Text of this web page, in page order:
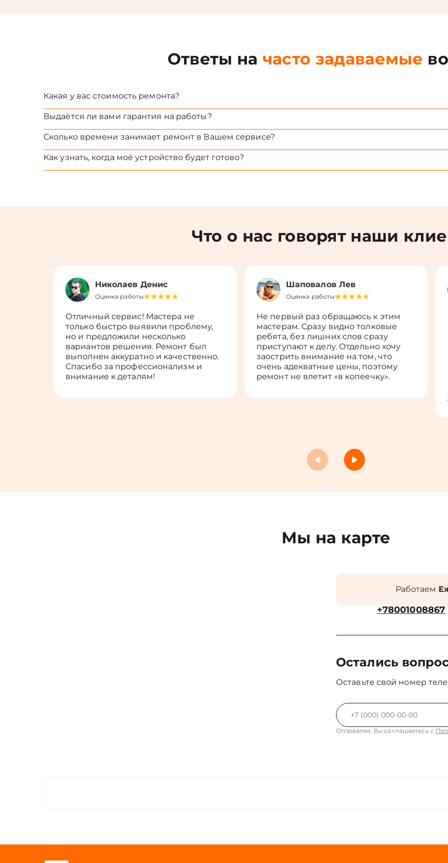
Ответы на часто задаваемые
Какая у вас стоимость ремонта?
Выдаётся ли вами гарантия на работы?
Сколько времени занимает ремонт в Вашем сервисе?
Как узнать, когда моё устройство будет готово?
Что о нас говорят наши
Николаев Денис
Оценка работы
Отличный сервис! Мастера не
только быстро выявили проблему,
но и предложили несколько
вариантов решения. Ремонт был
выполнен аккуратно и качественно.
Спасибо за профессионализм и
внимание к деталям!
Шаповалов Лев
Оценка работы
Не первый раз обращаюсь к этим
мастерам. Сразу видно толковые
ребята, без лишних слов сразу
приступают к делу. Отдельно хочу
заострить внимание на том, что
очень адекватные цены, поэтому
ремонт не влетит «в копеечку».
Мы на карте
Работаем
+78001008867
Остались
Оставьте свой номер
Отправляя, Вы соглашаетесь с